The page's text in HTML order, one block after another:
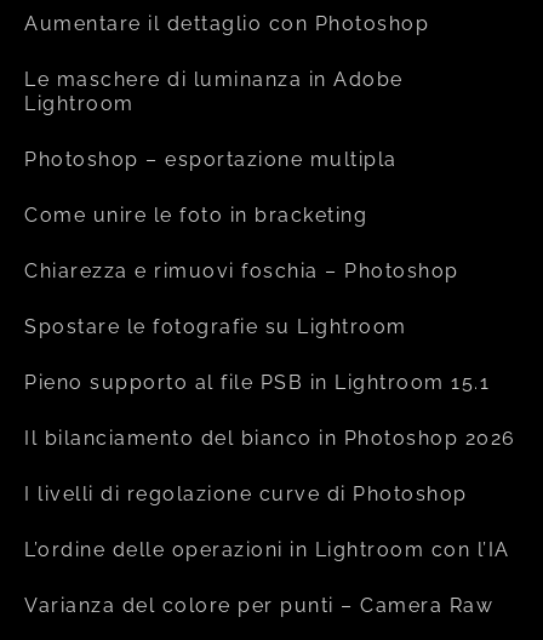
Aumentare il dettaglio con Photoshop
Le maschere di luminanza in Adobe
Lightroom
Photoshop – esportazione multipla
Come unire le foto in bracketing
Chiarezza e rimuovi foschia – Photoshop
Spostare le fotografie su Lightroom
Pieno supporto al file PSB in Lightroom 15.1
Il bilanciamento del bianco in Photoshop 2026
I livelli di regolazione curve di Photoshop
L’ordine delle operazioni in Lightroom con l’IA
Varianza del colore per punti – Camera Raw